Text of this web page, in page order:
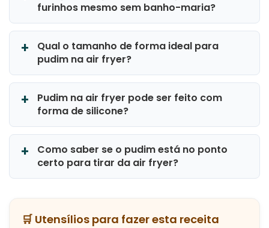
furinhos mesmo sem banho-maria?
Qual o tamanho de forma ideal para
pudim na air fryer?
Pudim na air fryer pode ser feito com
forma de silicone?
Como saber se o pudim está no ponto
certo para tirar da air fryer?
🛒 Utensílios para fazer esta receita